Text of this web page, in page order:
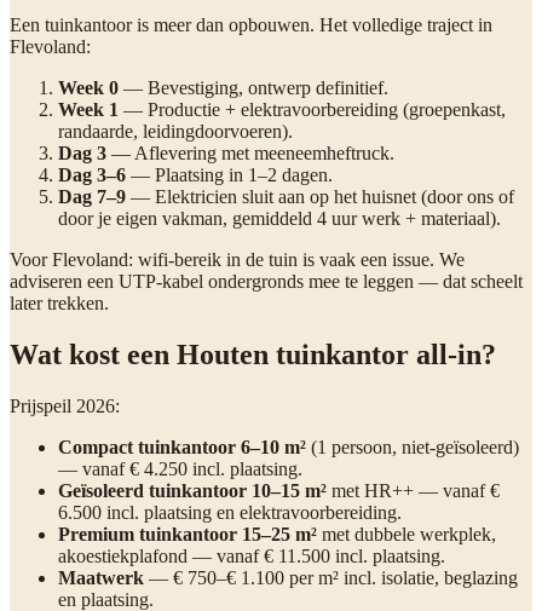
Een tuinkantoor is meer dan opbouwen. Het volledige traject in
Flevoland:
Week 0 — Bevestiging, ontwerp definitief.
Week 1 — Productie + elektravoorbereiding (groepenkast,
randaarde, leidingdoorvoeren).
Dag 3 — Aflevering met meeneemheftruck.
Dag 3–6 — Plaatsing in 1–2 dagen.
Dag 7–9 — Elektricien sluit aan op het huisnet (door ons of
door je eigen vakman, gemiddeld 4 uur werk + materiaal).
Voor Flevoland: wifi-bereik in de tuin is vaak een issue. We
adviseren een UTP-kabel ondergronds mee te leggen — dat scheelt
later trekken.
Wat kost een Houten tuinkantor all-in?
Prijspeil 2026:
Compact tuinkantoor 6–10 m² (1 persoon, niet-geïsoleerd)
— vanaf € 4.250 incl. plaatsing.
Geïsoleerd tuinkantoor 10–15 m² met HR++ — vanaf €
6.500 incl. plaatsing en elektravoorbereiding.
Premium tuinkantoor 15–25 m² met dubbele werkplek,
akoestiekplafond — vanaf € 11.500 incl. plaatsing.
Maatwerk — € 750–€ 1.100 per m² incl. isolatie, beglazing
en plaatsing.